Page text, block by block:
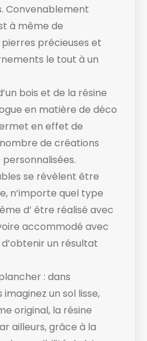
Convenablement
à même de
précieuses et
le tout à un
bois et de la résine
en matière de déco
en effet de
de créations
personnalisées.
se révèlent être
n’importe quel type
d’ être réalisé avec
accommodé avec
un résultat
: dans
un sol lisse,
original, la résine
ailleurs, grâce à la